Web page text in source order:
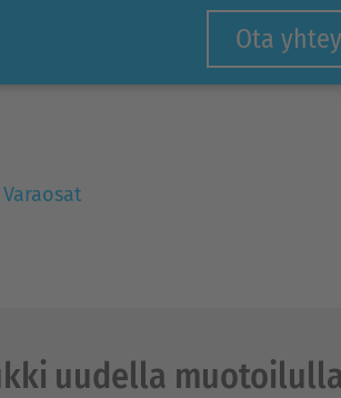
Ota
Varaosat
uudella